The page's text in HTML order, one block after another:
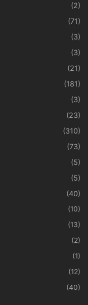
(2)
(71)
(3)
(3)
(21)
(181)
(3)
(23)
(310)
(73)
(5)
(5)
(40)
(10)
(13)
(2)
(1)
(12)
(40)